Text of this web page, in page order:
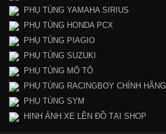
PHỤ TÙNG YAMAHA SIRIUS
PHỤ TÙNG HONDA PCX
PHỤ TÙNG PIAGIO
PHỤ TÙNG SUZUKI
PHỤ TÙNG MÔ TÔ
PHỤ TÙNG RACINGBOY CHÍNH HÃNG
PHỤ TÙNG SYM
HINH ẢNH XE LÊN ĐỒ TẠI SHOP